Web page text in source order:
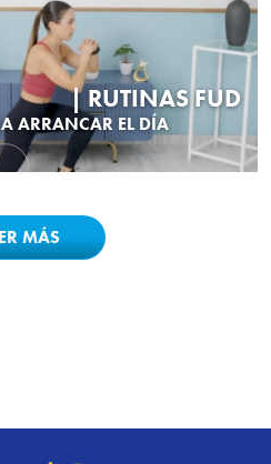
ARRANCAR EL DÍA
| RUTINAS FUD
MÁS